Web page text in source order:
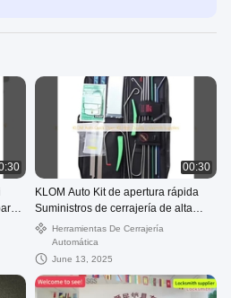
00:30
KLOM Auto Kit de apertura rápida
Suministros de cerrajería de alta
calidadHerramientas De Cerrajería
Automática
June 13, 2025